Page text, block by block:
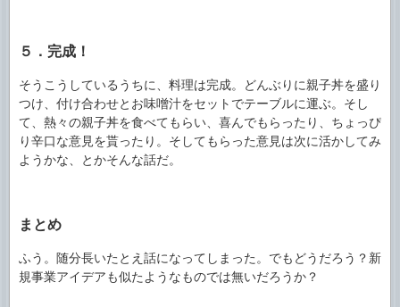
５．完成！
そうこうしているうちに、料理は完成。どんぶりに親子丼を盛り
つけ、付け合わせとお味噌汁をセットでテーブルに運ぶ。そし
て、熱々の親子丼を食べてもらい、喜んでもらったり、ちょっぴ
り辛口な意見を貰ったり。そしてもらった意見は次に活かしてみ
ようかな、とかそんな話だ。
まとめ
ふう。随分長いたとえ話になってしまった。でもどうだろう？新
規事業アイデアも似たようなものでは無いだろうか？